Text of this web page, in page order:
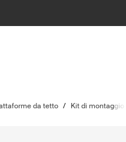
da tetto / Kit di montaggio